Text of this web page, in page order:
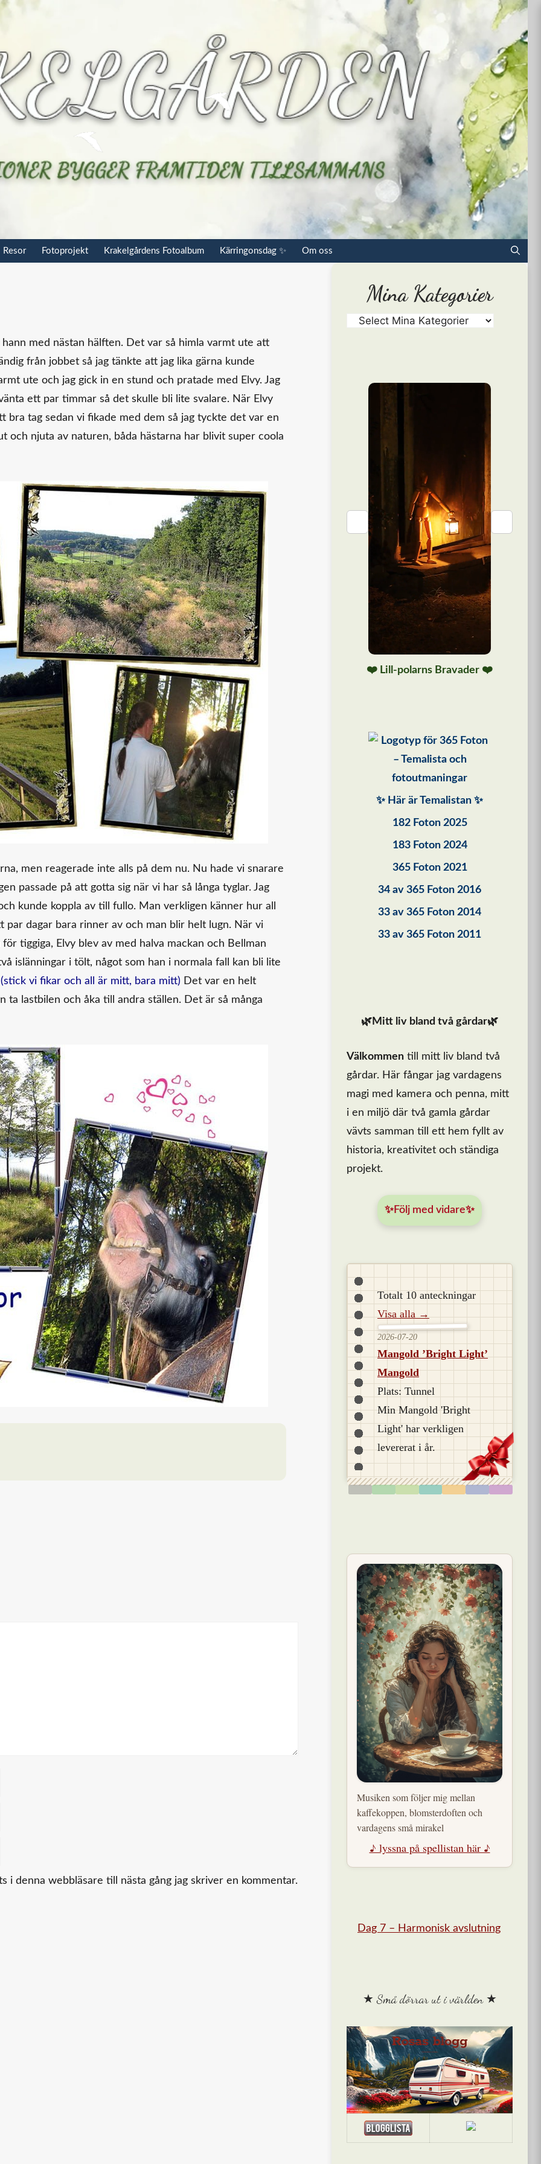
Resor Fotoprojekt Krakelgårdens Fotoalbum Kärringonsdag ✨ Om oss
med nästan hälften. Det var så himla varmt ute att
från jobbet så jag tänkte att jag lika gärna kunde
ute och jag gick in en stund och pratade med Elvy. Jag
ett par timmar så det skulle bli lite svalare. När Elvy
bra tag sedan vi fikade med dem så jag tyckte det var en
och njuta av naturen, båda hästarna har blivit super coola
men reagerade inte alls på dem nu. Nu hade vi snarare
passade på att gotta sig när vi har så långa tyglar. Jag
kunde koppla av till fullo. Man verkligen känner hur all
dagar bara rinner av och man blir helt lugn. När vi
tiggiga, Elvy blev av med halva mackan och Bellman
islänningar i tölt, något som han i normala fall kan bli lite
(stick vi fikar och all är mitt, bara mitt) Det var en helt
lastbilen och åka till andra ställen. Det är så många
i denna webbläsare till nästa gång jag skriver en kommentar.
Mina Kategorier
❤️ Lill-polarns Bravader ❤️
✨ Här är Temalistan ✨
182 Foton 2025
183 Foton 2024
365 Foton 2021
34 av 365 Foton 2016
33 av 365 Foton 2014
33 av 365 Foton 2011
🌿Mitt liv bland två gårdar🌿
Välkommen till mitt liv bland två
gårdar. Här fångar jag vardagens
magi med kamera och penna, mitt
i en miljö där två gamla gårdar
vävts samman till ett hem fyllt av
historia, kreativitet och ständiga
projekt.
✨Följ med vidare✨
Totalt 10 anteckningar
Visa alla →
2026-07-20
Mangold ’Bright Light’
Mangold
Plats: Tunnel
Min Mangold 'Bright
Light' har verkligen
levererat i år.
Musiken som följer mig mellan
kaffekoppen, blomsterdoften och
vardagens små mirakel
♪ lyssna på spellistan här ♪
Dag 7 – Harmonisk avslutning
★ Små dörrar ut i världen ★